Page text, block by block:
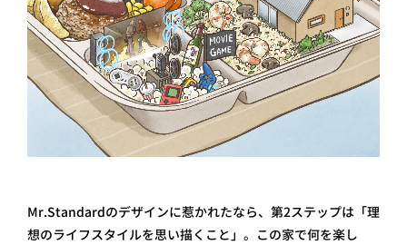
Mr.Standardのデザインに惹かれたなら、第2ステップは「理
想のライフスタイルを思い描くこと」。この家で何を楽し